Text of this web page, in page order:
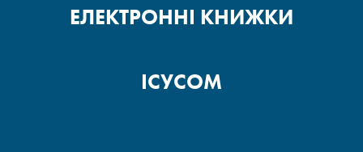
ЕЛЕКТРОННІ КНИЖКИ
ІСУСОМ